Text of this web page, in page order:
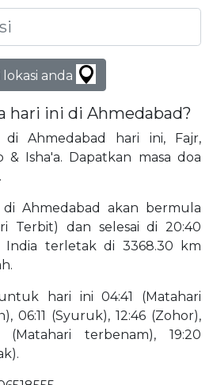
lokasi anda
hari ini di Ahmedabad?
di Ahmedabad hari ini, Fajr,
& Isha'a. Dapatkan masa doa
Ahmedabad akan bermula
Terbit) dan selesai di 20:40
India terletak di 3368.30 km
hari ini 04:41 (Matahari
06:11 (Syuruk), 12:46 (Zohor),
(Matahari terbenam), 19:20